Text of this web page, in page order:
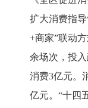
扩大消费指导
+商家”联动
余场次，投
消费3亿元。
亿元。“十四